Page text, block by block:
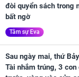
đòi quyển sách trong
bất ngờ
Tâm sự Eva
Sau ngày mai, thứ
Tài nhắm trúng, 3